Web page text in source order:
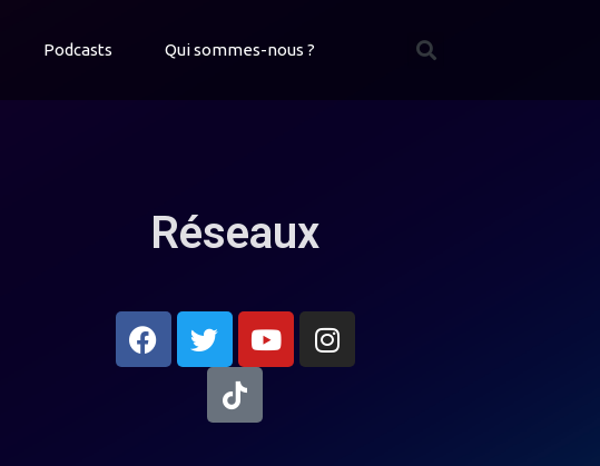
Podcasts Qui sommes-nous ?
Réseaux